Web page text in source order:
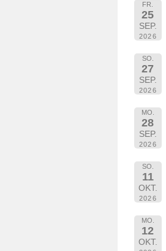
FR.
25
SEP.
2026
SO.
27
SEP.
2026
MO.
28
SEP.
2026
SO.
11
OKT.
2026
MO.
12
OKT.